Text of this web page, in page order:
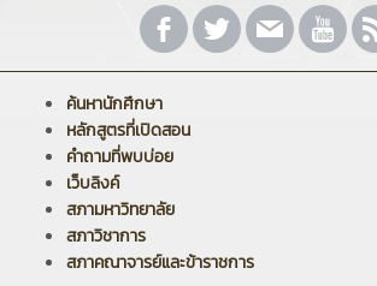
ค้นหานักศึกษา
หลักสูตรที่เปิดสอน
คำถามที่พบบ่อย
เว็บลิงค์
สภามหาวิทยาลัย
สภาวิชาการ
สภาคณาจารย์และข้าราชการ